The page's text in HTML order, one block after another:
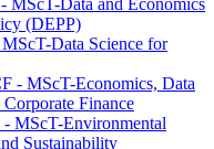
MScT-Data and Economics
(DEPP)
Data Science for
- MScT-Economics, Data
Finance
MScT-Environmental
Sustainability